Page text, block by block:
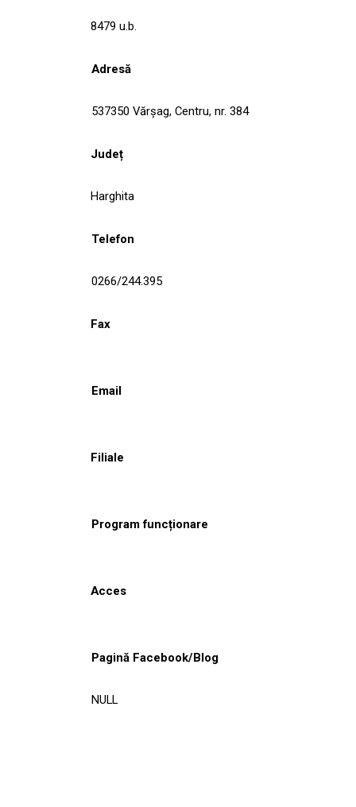
8479 u.b.
Adresă
537350 Vărşag, Centru, nr. 384
Județ
Harghita
Telefon
0266/244.395
Fax
Email
Filiale
Program funcționare
Acces
Pagină Facebook/Blog
NULL